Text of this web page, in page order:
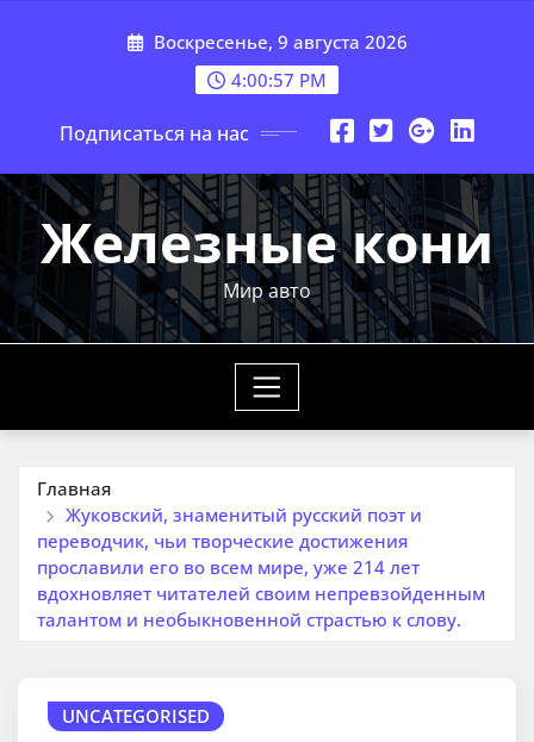
Воскресенье, 9 августа 2026
4:00:59 PM
Подписаться на нас
Железные кони
Мир авто
Главная
Жуковский, знаменитый русский поэт и
переводчик, чьи творческие достижения
прославили его во всем мире, уже 214 лет
вдохновляет читателей своим непревзойденным
талантом и необыкновенной страстью к слову.
UNCATEGORISED